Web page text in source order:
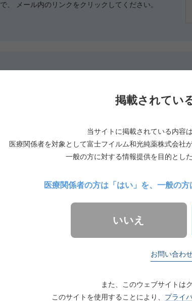
で、 メール内のリンクをクリックしてください。
入力フォームに必要事項を入力してください。
WQC-web 精度管理、Wakoサーベイ、機器情報参照を使
しますか？」で「連携する」を選択してください。
のままお進みください。
掲載されてい
当サイトに掲載されている内容
医療関係者を対象として富士フイルム和光純薬株式会社
一般の方に対する情報提供を目的とし
医療関係者の方は「はい」を、 一般の方
いいえ
お問い合わ
また、このウェブサイトは
このサイトを使用することにより、 プライ